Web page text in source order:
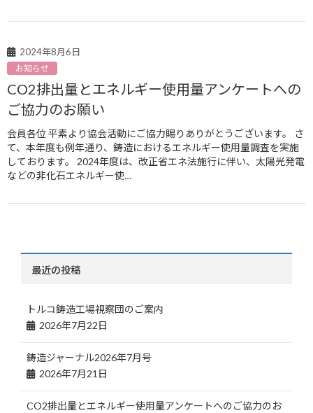
2024年8月6日
お知らせ
CO2排出量とエネルギー使用量アンケートへの
ご協力のお願い
会員各位 平素より協会活動にご協力賜りありがとうございます。 さ
て、本年度も例年通り、鋳造におけるエネルギー使用量調査を実施
しております。 2024年度は、改正省エネ法施行に伴い、太陽光発電
などの非化石エネルギー使…
最近の投稿
トルコ鋳造工場視察団のご案内
2026年7月22日
鋳造ジャーナル2026年7月号
2026年7月21日
CO2排出量とエネルギー使用量アンケートへのご協力のお